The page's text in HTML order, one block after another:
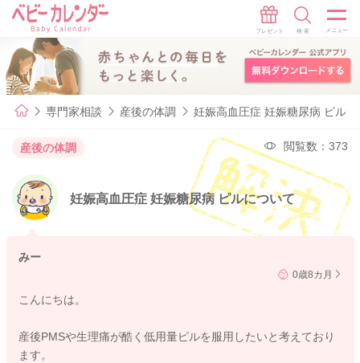
専門家相談 産後の体調 妊娠高血圧症 妊娠糖尿病 ピル
産後の体調 閲覧数：373
妊娠高血圧症 妊娠糖尿病 ピルについて
みー
0歳8カ月
こんにちは。
産後PMSや生理痛が酷く低用量ピルを服用したいと考えており
ます。